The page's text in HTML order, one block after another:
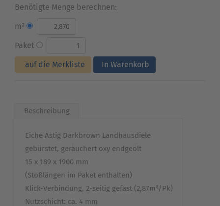
Benötigte Menge berechnen:
m²
Paket
auf die Merkliste In Warenkorb
Beschreibung
Eiche Astig Darkbrown Landhausdiele
gebürstet, geräuchert oxy endgeölt
15 x 189 x 1900 mm
(Stoßlängen im Paket enthalten)
Klick-Verbindung, 2-seitig gefast (2,87m²/Pk)
Nutzschicht: ca. 4 mm